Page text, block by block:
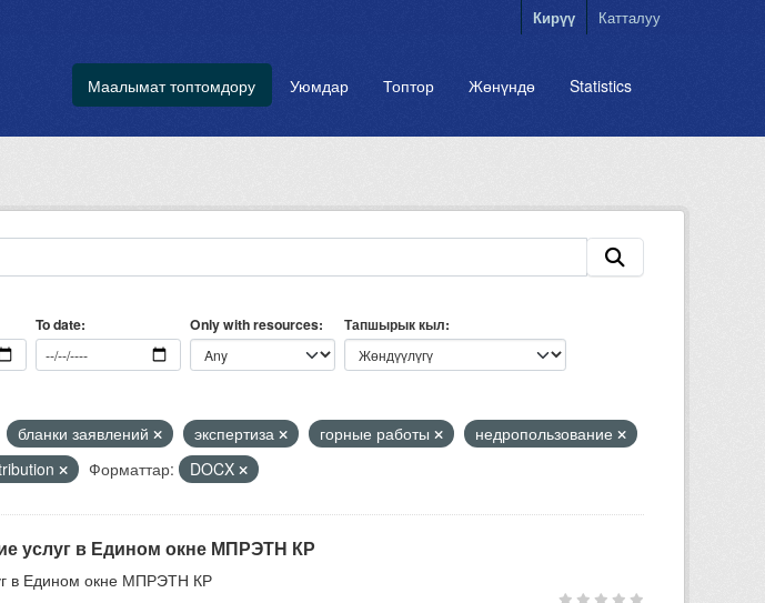
Кирүү Катталуу
Маалымат топтомдору Уюмдар Топтор Жөнүндө Statistics
To date Only with resources Тапшырык кыл
бланки заявлений экспертиза горные работы
недропользование
Форматтар: DOCX
услуг в Едином окне МПРЭТН КР
в Едином окне МПРЭТН КР